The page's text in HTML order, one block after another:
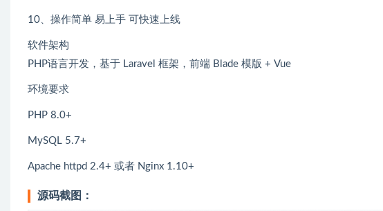
10、操作简单 易上手 可快速上线
软件架构
PHP语言开发，基于 Laravel 框架，前端 Blade 模版 + Vue
环境要求
PHP 8.0+
MySQL 5.7+
Apache httpd 2.4+ 或者 Nginx 1.10+
源码截图：